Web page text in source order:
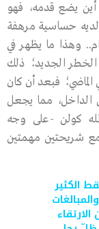
أين يضع قدمه، فهو
حساسية مرهفة
وهذا ما يظهر في
الخطر الجديد؛ ذلك
فبعد أن كان
الداخل، مما يجعل
ﷲ كولن -على وجه
شريحتين مهمتين
الكثير